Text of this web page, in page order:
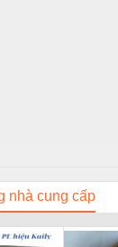
nhà cung cấp